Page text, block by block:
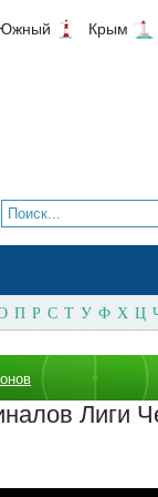
Крым
П Р С Т У Ф Х Ц
Лиги